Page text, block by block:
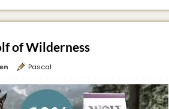
of Wilderness
Pascal